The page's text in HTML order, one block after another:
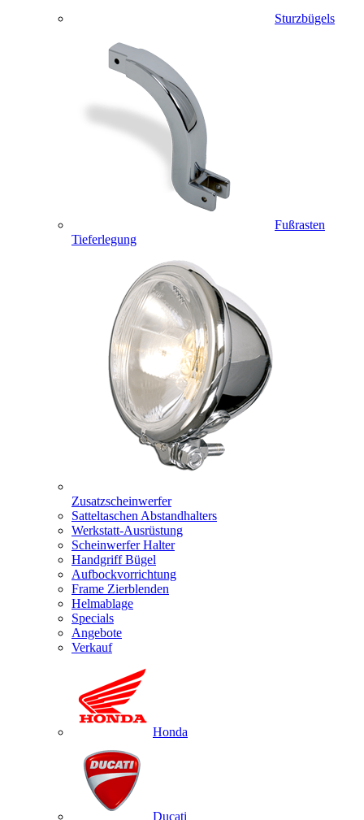
Sturzbügels
Fußrasten
Tieferlegung
Zusatzscheinwerfer
Satteltaschen Abstandhalters
Werkstatt-Ausrüstung
Scheinwerfer Halter
Handgriff Bügel
Aufbockvorrichtung
Frame Zierblenden
Helmablage
Specials
Angebote
Verkauf
Honda
Ducati